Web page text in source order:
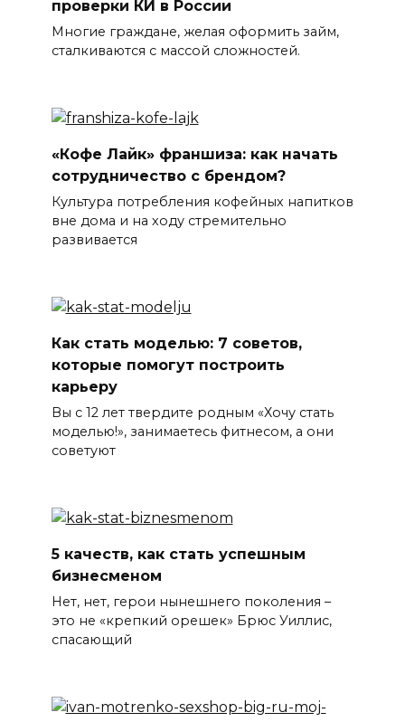
проверки КИ в России
Многие граждане, желая оформить займ,
сталкиваются с массой сложностей.
«Кофе Лайк» франшиза: как начать
сотрудничество с брендом?
Культура потребления кофейных напитков
вне дома и на ходу стремительно
развивается
Как стать моделью: 7 советов,
которые помогут построить
карьеру
Вы с 12 лет твердите родным «Хочу стать
моделью!», занимаетесь фитнесом, а они
советуют
5 качеств, как стать успешным
бизнесменом
Нет, нет, герои нынешнего поколения –
это не «крепкий орешек» Брюс Уиллис,
спасающий